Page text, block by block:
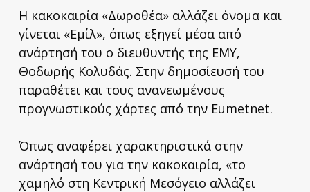
Η κακοκαιρία «Δωροθέα» αλλάζει όνομα και
γίνεται «Εμίλ», όπως εξηγεί μέσα από
ανάρτησή του ο διευθυντής της ΕΜΥ,
Θοδωρής Κολυδάς. Στην δημοσίευσή του
παραθέτει και τους ανανεωμένους
προγνωστικούς χάρτες από την Eumetnet.
Όπως αναφέρει χαρακτηριστικά στην
ανάρτησή του για την κακοκαιρία, «το
χαμηλό στη Κεντρική Μεσόγειο αλλάζει